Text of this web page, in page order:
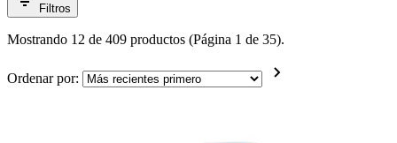
Filtros
Mostrando 12 de 409 productos (Página 1 de 35).
Ordenar por: